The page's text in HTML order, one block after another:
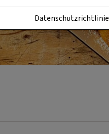
Datenschutzrichtlinie